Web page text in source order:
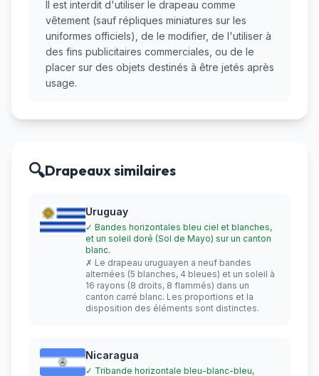
Il est interdit d'utiliser le drapeau comme
vêtement (sauf répliques miniatures sur les
uniformes officiels), de le modifier, de l'utiliser à
des fins publicitaires commerciales, ou de le
placer sur des objets destinés à être jetés après
usage.
🔍Drapeaux similaires
Uruguay
✓ Bandes horizontales bleu ciel et blanches,
et un soleil doré (Sol de Mayo) sur un canton
blanc.
✗ Le drapeau uruguayen a neuf bandes
alternées (5 blanches, 4 bleues) et un soleil à
16 rayons (8 droits, 8 flammés) dans un
canton carré blanc. Les proportions et la
disposition des éléments sont distinctes.
Nicaragua
✓ Tribande horizontale bleu-blanc-bleu,